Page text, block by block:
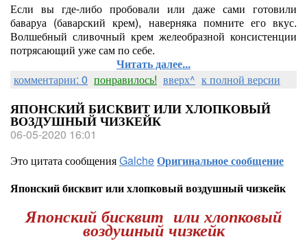
Если вы где-либо пробовали или даже сами готовили
баваруа (баварский крем), наверняка помните его вкус.
Волшебный сливочный крем желеобразной консистенции
потрясающий уже сам по себе.
Читать далее...
комментарии: 0 понравилось! вверх^ к полной версии
ЯПОНСКИЙ БИСКВИТ ИЛИ ХЛОПКОВЫЙ
ВОЗДУШНЫЙ ЧИЗКЕЙК
06-05-2020 16:01
Это цитата сообщенияGalcheОригинальное сообщение
Японский бисквит или хлопковый воздушный чизкейк
Японский бисквит или хлопковый
воздушный чизкейк